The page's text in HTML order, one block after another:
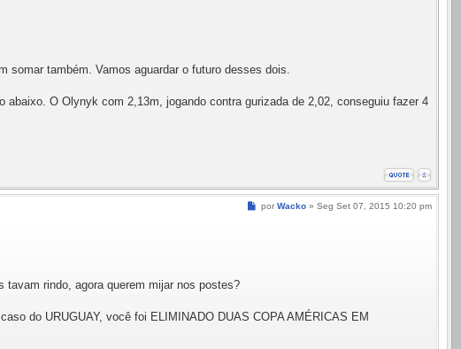
somar também. Vamos aguardar o futuro desses dois.
O Olynyk com 2,13m, jogando contra gurizada de 2,02, conseguiu fazer 4
Mensagem
por Wacko » Seg Set 07, 2015 10:20 pm
rindo, agora querem mijar nos postes?
do URUGUAY, você foi ELIMINADO DUAS COPA AMÉRICAS EM